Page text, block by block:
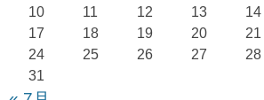
10
11 12 13 14
17
18 19 20 21
24
25 26 27 28
31